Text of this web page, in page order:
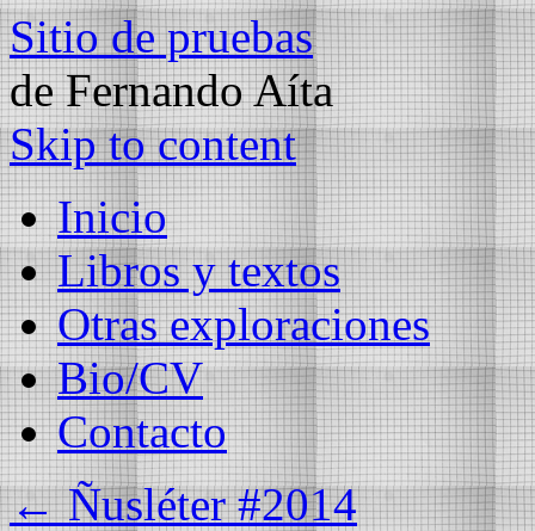
Sitio de pruebas
de Fernando Aíta
Skip to content
Inicio
Libros y textos
Otras exploraciones
Bio/CV
Contacto
←Ñusléter #2014